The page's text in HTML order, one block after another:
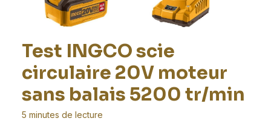
Test INGCO scie
circulaire 20V moteur
sans balais 5200 tr/min
5 minutes de lecture